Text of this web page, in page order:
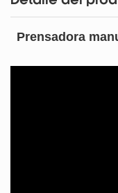
Prensadora